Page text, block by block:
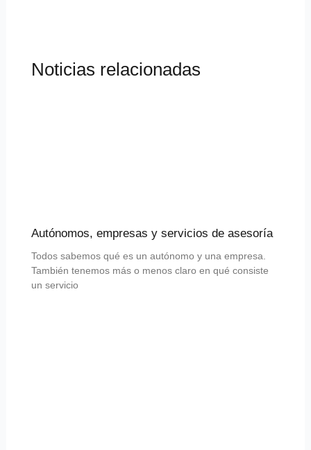
Noticias relacionadas
Autónomos, empresas y servicios de asesoría
Todos sabemos qué es un autónomo y una empresa.
También tenemos más o menos claro en qué consiste
un servicio